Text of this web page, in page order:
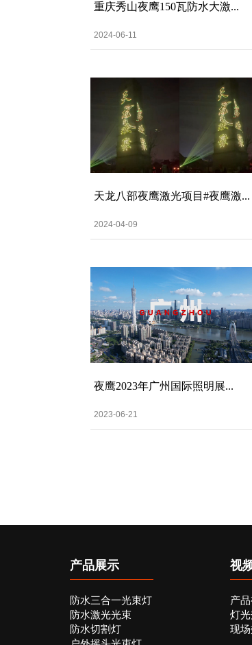
重庆秀山夜鹰150瓦防水大激...
2024-06-11
天龙八部夜鹰激光项目#夜鹰激...
2024-04-09
夜鹰2023年广州国际照明展...
2023-06-21
产品展示
防水三合一光束灯
防水激光光束
防水切割灯
视
产
灯光
现